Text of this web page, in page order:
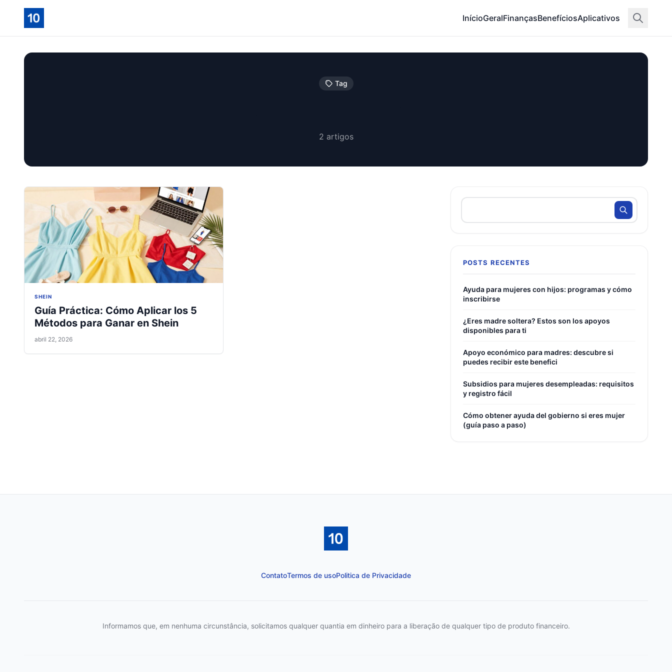
InícioGeralFinançasBenefíciosAplicativos
Tag
2 artigos
SHEIN
Guía Práctica: Cómo Aplicar los 5
Métodos para Ganar en Shein
abril 22, 2026
POSTS RECENTES
Ayuda para mujeres con hijos: programas y cómo
inscribirse
¿Eres madre soltera? Estos son los apoyos
disponibles para ti
Apoyo económico para madres: descubre si
puedes recibir este benefici
Subsidios para mujeres desempleadas: requisitos
y registro fácil
Cómo obtener ayuda del gobierno si eres mujer
(guía paso a paso)
ContatoTermos de usoPolitica de Privacidade
Informamos que, em nenhuma circunstância, solicitamos qualquer quantia em dinheiro para a liberação de qualquer tipo de produto financeiro.